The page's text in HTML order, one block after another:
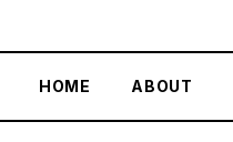
HOME ABOUT